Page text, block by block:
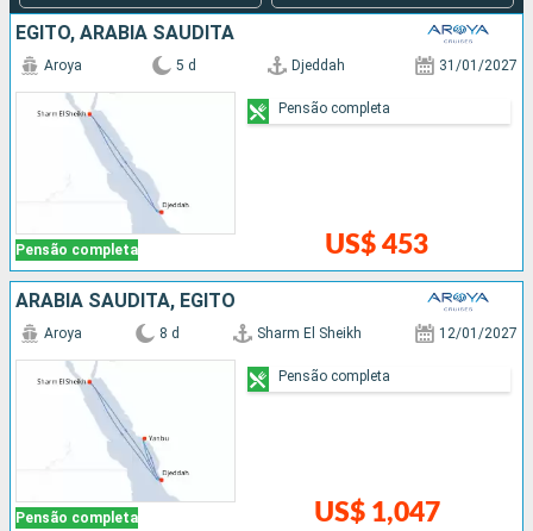
EGITO, ARABIA SAUDITA
Pensão completa
Aroya 5 d Djeddah 31/01/2027
US$ 453
Pensão completa
ARABIA SAUDITA, EGITO
Pensão completa
Aroya 8 d Sharm El Sheikh 12/01/2027
US$ 1,047
Pensão completa